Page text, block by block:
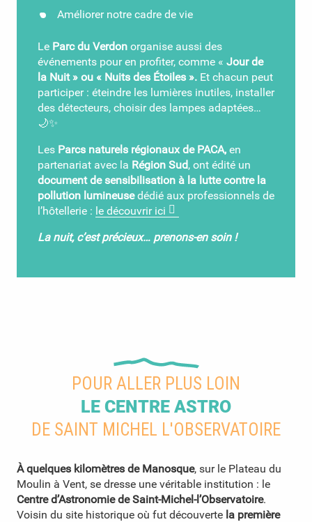
Améliorer notre cadre de vie
Le Parc du Verdon organise aussi des
événements pour en profiter, comme « Jour de
la Nuit » ou « Nuits des Étoiles ». Et chacun peut
participer : éteindre les lumières inutiles, installer
des détecteurs, choisir des lampes adaptées…
🌙✨
Les Parcs naturels régionaux de PACA, en
partenariat avec la Région Sud, ont édité un
document de sensibilisation à la lutte contre la
pollution lumineusedédié aux professionnels de
l’hôtellerie : le découvrir ici
La nuit, c’est précieux… prenons-en soin !
POUR ALLER PLUS LOIN
LE CENTRE ASTRO
DE SAINT MICHEL L'OBSERVATOIRE
À quelques kilomètres de Manosque, sur le Plateau du
Moulin à Vent, se dresse une véritable institution : le
Centre d’Astronomie de Saint-Michel-l’Observatoire.
Voisin du site historique où fut découverte la première